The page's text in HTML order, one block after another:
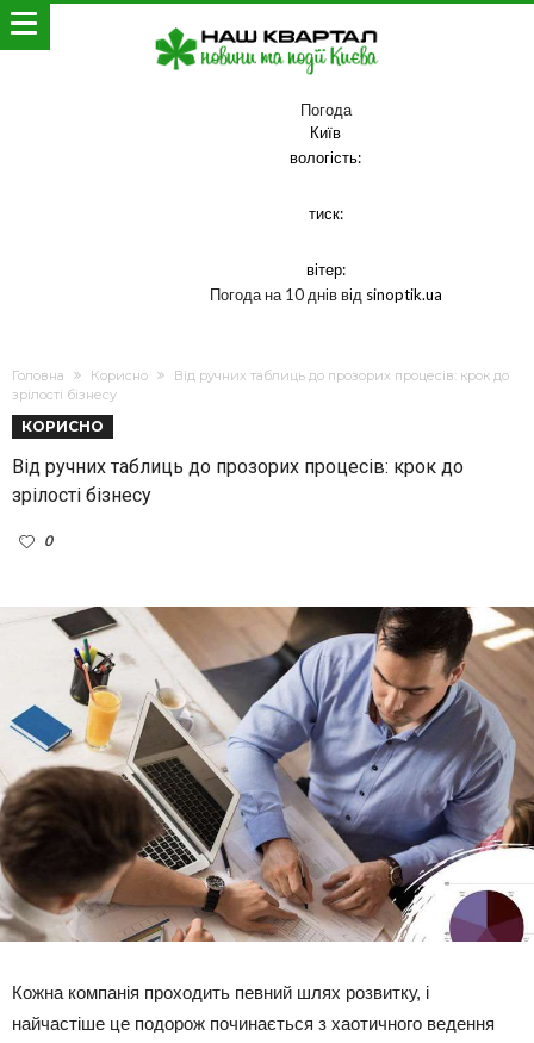
Погода
Київ
вологість:
тиск:
вітер:
Погода на 10 днів від sinoptik.ua
Головна Корисно
Від ручних таблиць до прозорих процесів: крок до
зрілості бізнесу
КОРИСНО
Від ручних таблиць до прозорих процесів: крок до
зрілості бізнесу
0
Кожна компанія проходить певний шлях розвитку, і
найчастіше це подорож починається з хаотичного ведення